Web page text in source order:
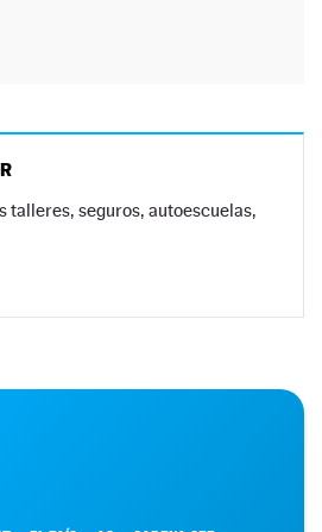
talleres, seguros, autoescuelas,